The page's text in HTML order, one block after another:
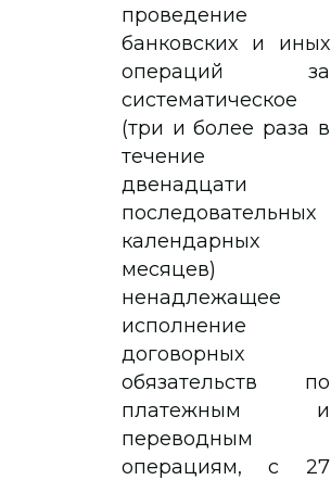
проведение
банковских и иных
операций за
систематическое
(три и более раза в
течение
двенадцати
последовательных
календарных
месяцев)
ненадлежащее
исполнение
договорных
обязательств по
платежным и
переводным
операциям, с 27